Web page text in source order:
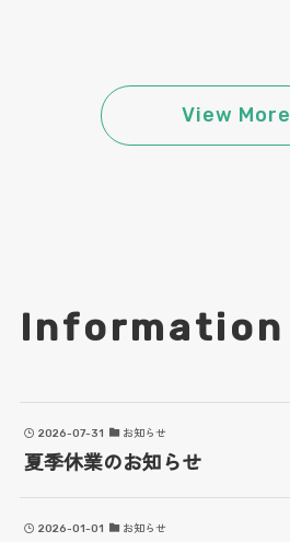
View More
Information
2026-07-31 お知らせ
夏季休業のお知らせ
2026-01-01 お知らせ